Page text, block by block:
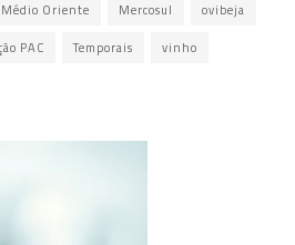
Oriente Mercosul ovibeja
PAC Temporais vinho